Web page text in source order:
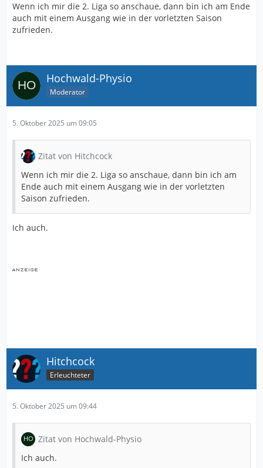
Wenn ich mir die 2. Liga so anschaue, dann bin ich am Ende
auch mit einem Ausgang wie in der vorletzten Saison
zufrieden.
Hochwald-Physio
Moderator
5. Oktober 2025 um 09:05
Zitat von Hitchcock
Wenn ich mir die 2. Liga so anschaue, dann bin ich am
Ende auch mit einem Ausgang wie in der vorletzten
Saison zufrieden.
Ich auch.
Hitchcock
Erleuchteter
5. Oktober 2025 um 09:44
Zitat von Hochwald-Physio
Ich auch.